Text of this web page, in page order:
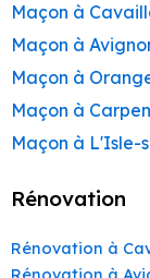
Maçon à
Maçon à
Maçon à
Maçon à
Maçon à L'Isle-
Maçon à Apt
Maçon à Pertuis
Maçon à
Rénovation
Rénovation à